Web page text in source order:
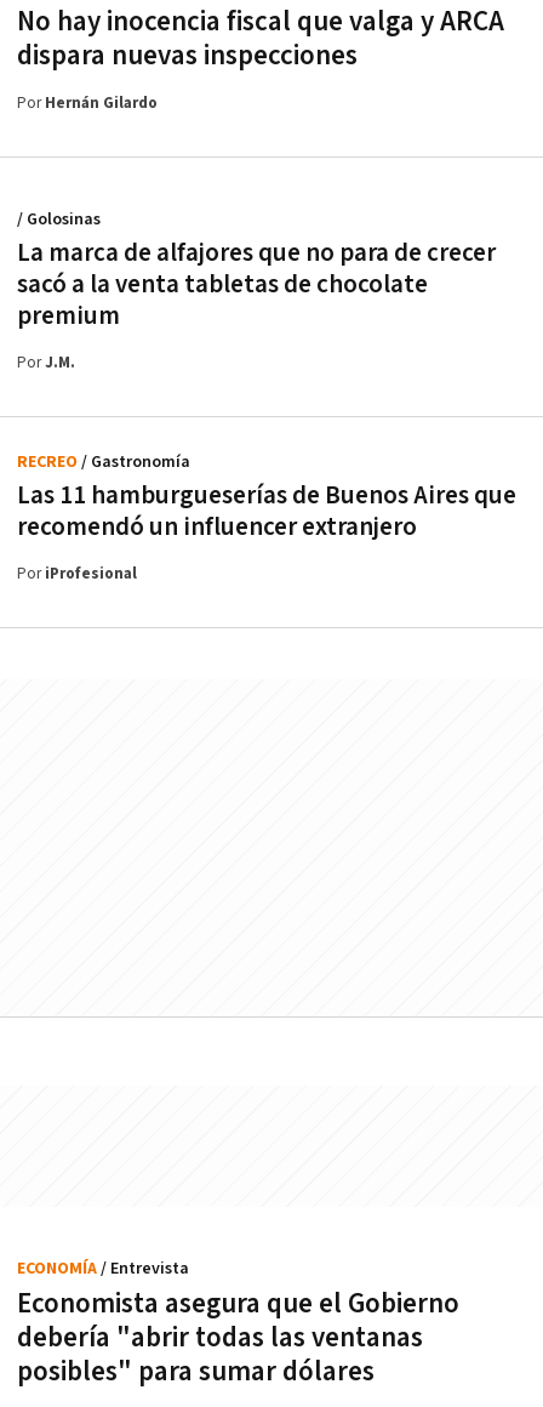
No hay inocencia fiscal que valga y ARCA
dispara nuevas inspecciones
PorHernán Gilardo
La marca de alfajores que no para de crecer
sacó a la venta tabletas de chocolate
premium
/ Golosinas
PorJ.M.
Las 11 hamburgueserías de Buenos Aires que
recomendó un influencer extranjero
RECREO / Gastronomía
PoriProfesional
Economista asegura que el Gobierno
debería "abrir todas las ventanas
posibles" para sumar dólares
ECONOMÍA/ Entrevista